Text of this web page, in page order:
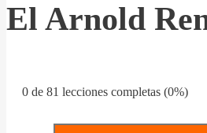
El Arnold
0 de 81 lecciones completas (0%)